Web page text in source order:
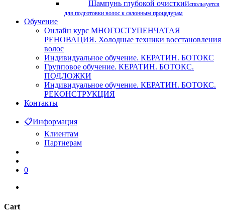
Шампунь глубокой очисткиИспользуется
для подготовки волос к салонным процедурам
Обучение
Онлайн курс МНОГОСТУПЕНЧАТАЯ
РЕНОВАЦИЯ. Холодные техники восстановления
волос
Индивидуальное обучение. КЕРАТИН. БОТОКС
Групповое обучение. КЕРАТИН. БОТОКС.
ПОДЛОЖКИ
Индивидуальное обучение. КЕРАТИН. БОТОКС.
РЕКОНСТРУКЦИЯ
Контакты
📋Информация
Клиентам
Партнерам
0
Cart